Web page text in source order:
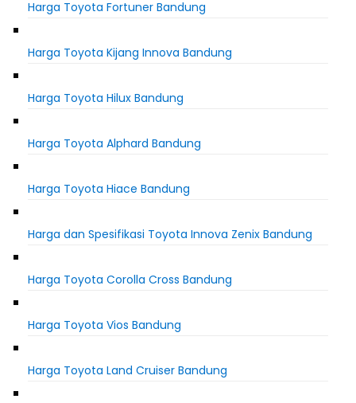
Harga Toyota Fortuner Bandung
Harga Toyota Kijang Innova Bandung
Harga Toyota Hilux Bandung
Harga Toyota Alphard Bandung
Harga Toyota Hiace Bandung
Harga dan Spesifikasi Toyota Innova Zenix Bandung
Harga Toyota Corolla Cross Bandung
Harga Toyota Vios Bandung
Harga Toyota Land Cruiser Bandung